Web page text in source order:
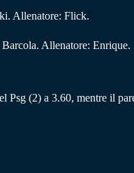
Allenatore: Flick.
Allenatore: Enrique.
Psg (2) a 3.60, mentre il